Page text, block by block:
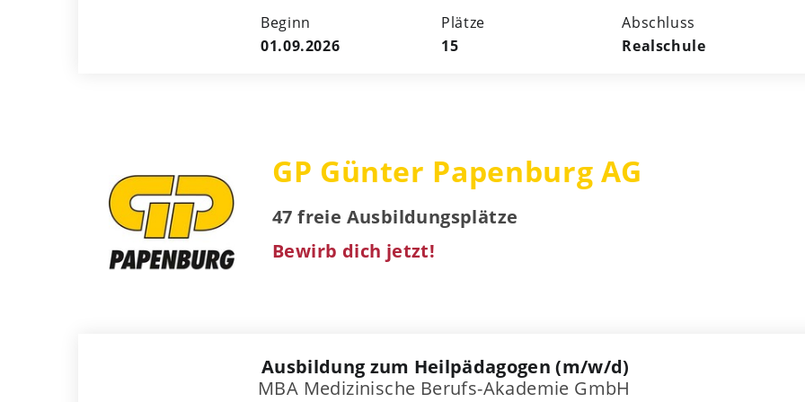
Beginn
01.09.2026
Plätze
15
Abschluss
Realschule
GP Günter Papenburg AG
47 freie Ausbildungsplätze
Bewirb dich jetzt!
Ausbildung zum Heilpädagogen (m/w/d)
MBA Medizinische Berufs-Akademie GmbH